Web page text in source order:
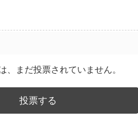
、まだ投票されていません。
投票する